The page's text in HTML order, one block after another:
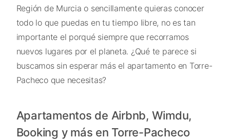
Región de Murcia o sencillamente quieras conocer
todo lo que puedas en tu tiempo libre, no es tan
importante el porqué siempre que recorramos
nuevos lugares por el planeta. ¿Qué te parece si
buscamos sin esperar más el apartamento en Torre-
Pacheco que necesitas?
Apartamentos de Airbnb, Wimdu,
Booking y más en Torre-Pacheco